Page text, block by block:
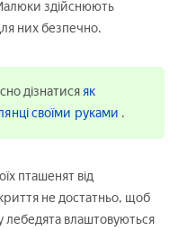
здійснюють
них безпечно.
дізнатисяяк
своїми руками .
пташенят від
не достатньо, щоб
лебедята влаштовуються